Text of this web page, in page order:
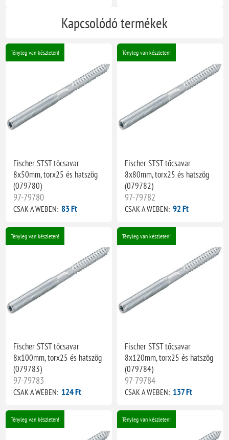
Kapcsolódó termékek
Tényleg van készleten!
Fischer STST tőcsavar
8x50mm, torx25 és hatszög
(079780)
97-79780
CSAK A WEBEN: 83 Ft
Tényleg van készleten!
Fischer STST tőcsavar
8x80mm, torx25 és hatszög
(079782)
97-79782
CSAK A WEBEN: 92 Ft
Tényleg van készleten!
Fischer STST tőcsavar
8x100mm, torx25 és hatszög
(079783)
97-79783
CSAK A WEBEN: 124 Ft
Tényleg van készleten!
Fischer STST tőcsavar
8x120mm, torx25 és hatszög
(079784)
97-79784
CSAK A WEBEN: 137 Ft
Tényleg van készleten! Tényleg van készleten!